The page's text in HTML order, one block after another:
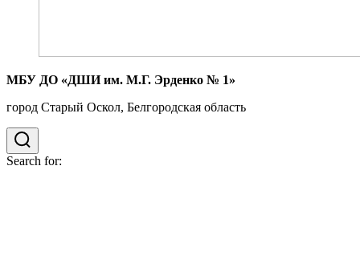
МБУ ДО «ДШИ им. М.Г. Эрденко № 1»
город Старый Оскол, Белгородская область
Search for: